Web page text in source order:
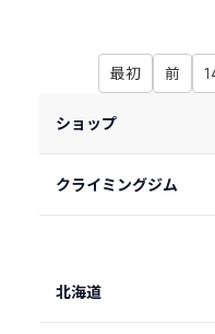
最初 前
ショップ
クライミングジム
北海道